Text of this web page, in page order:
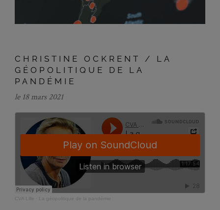
CHRISTINE OCKRENT / LA
GÉOPOLITIQUE DE LA
PANDÉMIE
le 18 mars 2021
CVA Lille